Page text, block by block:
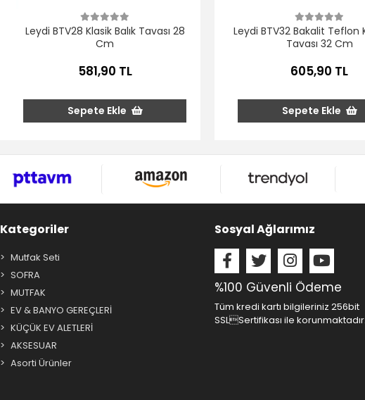
Leydi BTV28 Klasik Balık Tavası 28
Cm
581,90 TL
Sepete Ekle
Leydi BTV32 Bakalit Teflon
Tavası 32 Cm
605,90 TL
Sepete Ekle
Kategoriler
Mutfak Seti
SOFRA
MUTFAK
EV & BANYO GEREÇLERİ
KÜÇÜK EV ALETLERİ
AKSESUAR
Asorti Ürünler
Sosyal Ağlarımız
%100 Güvenli Ödeme
Tüm kredi kartı bilgileriniz 256bit
SSLSertifikası ile korunmaktadır.